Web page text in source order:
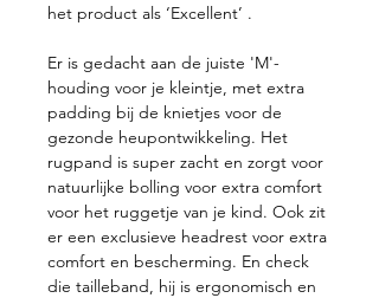
het product als ‘Excellent’ .
Er is gedacht aan de juiste 'M'-
houding voor je kleintje, met extra
padding bij de knietjes voor de
gezonde heupontwikkeling. Het
rugpand is super zacht en zorgt voor
natuurlijke bolling voor extra comfort
voor het ruggetje van je kind. Ook zit
er een exclusieve headrest voor extra
comfort en bescherming. En check
die tailleband, hij is ergonomisch en